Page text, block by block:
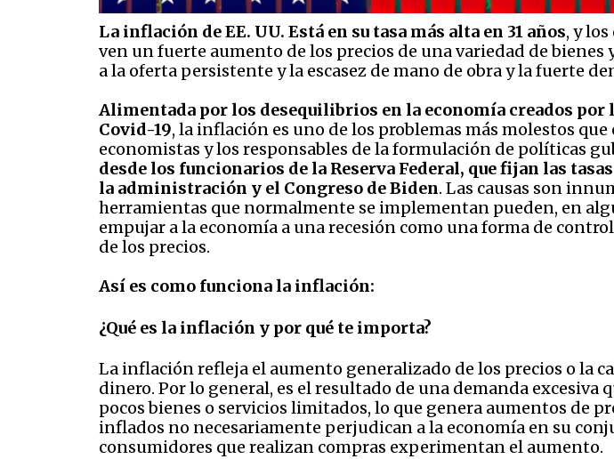
La inflación de EE. UU. Está en su tasa más alta en 31 años, y
ven un fuerte aumento de los precios de una variedad de bienes
a la oferta persistente y la escasez de mano de obra y la fuerte
Alimentada por los desequilibrios en la economía creados por
Covid-19, la inflación es uno de los problemas más molestos
economistas y los responsables de la formulación de políticas
desde los funcionarios de la Reserva Federal, que fijan las
la administración y el Congreso de Biden. Las causas son
herramientas que normalmente se implementan pueden, en
empujar a la economía a una recesión como una forma de
de los precios.
Así es como funciona la inflación:
¿Qué es la inflación y por qué te importa?
La inflación refleja el aumento generalizado de los precios o la
dinero. Por lo general, es el resultado de una demanda excesiva
pocos bienes o servicios limitados, lo que genera aumentos de
inflados no necesariamente perjudican a la economía en su
consumidores que realizan compras experimentan el aumento.